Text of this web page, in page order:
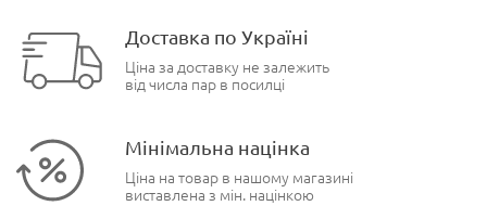
Доставка по Україні
Ціна за доставку не залежить
від числа пар в посилці
Мінімальна націнка
Ціна на товар в нашому магазині
виставлена з мін. націнкою